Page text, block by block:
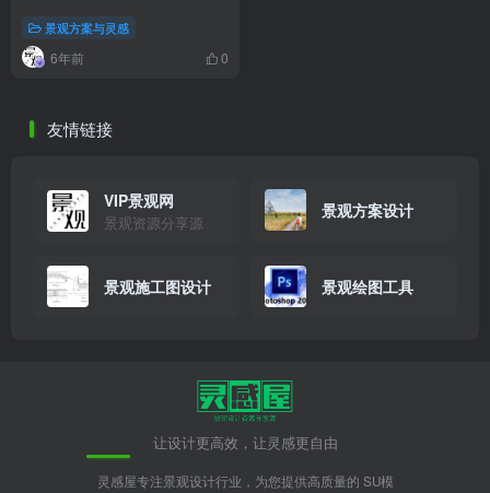
景观方案与灵感
6年前 0
友情链接
VIP景观网
景观资源分享源
景观方案设计
景观施工图设计 景观绘图工具
让设计更高效，让灵感更自由
灵感屋专注景观设计行业，为您提供高质量的 SU模